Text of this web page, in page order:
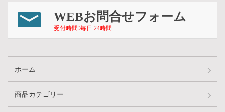
WEBお問合せフォーム
受付時間：毎日 24時間
ホーム
商品カテゴリー